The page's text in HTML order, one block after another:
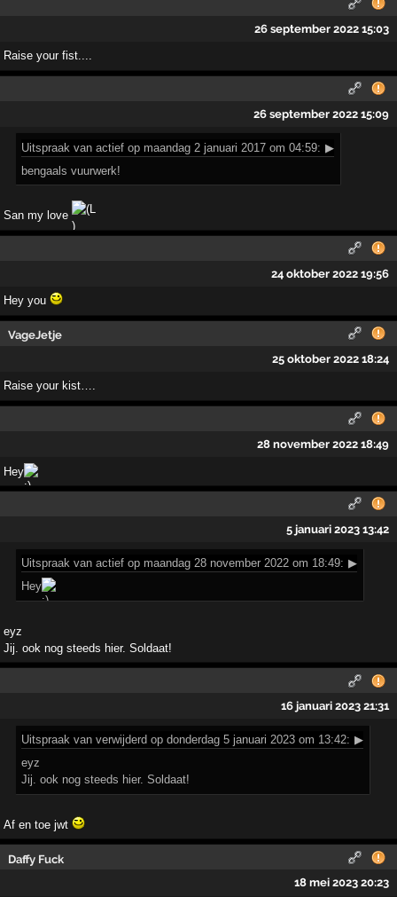
26 september 2022 15:03
Raise your fist....
26 september 2022 15:09
Uitspraak van actief op maandag 2 januari 2017 om 04:59: ▶
bengaals vuurwerk!
San my love
24 oktober 2022 19:56
Hey you
VageJetje
25 oktober 2022 18:24
Raise your kist….
28 november 2022 18:49
Hey
5 januari 2023 13:42
Uitspraak van actief op maandag 28 november 2022 om 18:49: ▶
Hey
eyz
Jij. ook nog steeds hier. Soldaat!
16 januari 2023 21:31
Uitspraak van verwijderd op donderdag 5 januari 2023 om 13:42: ▶
eyz
Jij. ook nog steeds hier. Soldaat!
Af en toe jwt
Daffy Fuck
18 mei 2023 20:23